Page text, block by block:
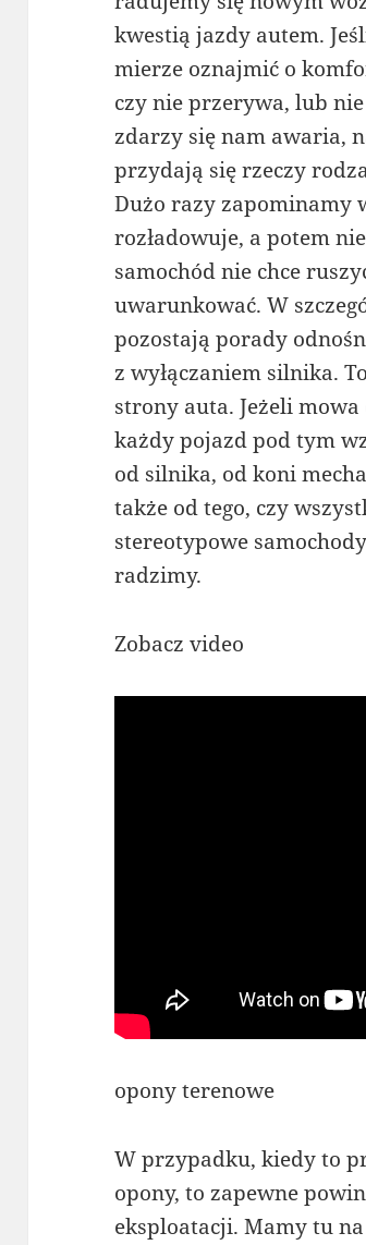
kwestią jazdy autem.
mierze oznajmić o
czy nie przerywa, lub
zdarzy się nam awaria,
przydają się rzeczy
Dużo razy zapominamy
rozładowuje, a potem
samochód nie chce
uwarunkować. W
pozostają porady
z wyłączaniem silnika.
strony auta. Jeżeli
każdy pojazd pod tym
od silnika, od koni
także od tego, czy
stereotypowe
radzimy.
Zobacz video
opony terenowe
W przypadku, kiedy to
opony, to zapewne
eksploatacji. Mamy tu